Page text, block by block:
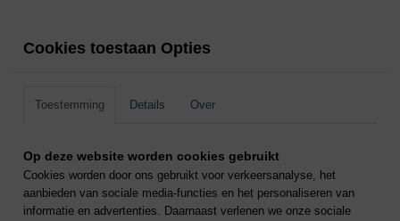
Cookies toestaan Opties
Toestemming Details Over
Op deze website worden cookies gebruikt
Cookies worden door ons gebruikt voor verkeersanalyse, het
aanbieden van sociale media-functies en het personaliseren van
informatie en advertenties. Daarnaast verlenen we onze sociale